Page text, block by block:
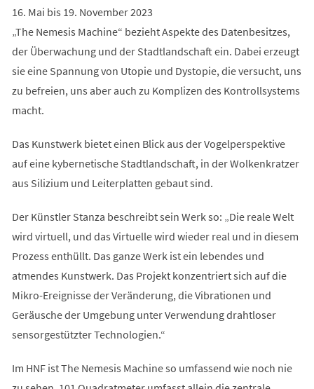
16. Mai bis 19. November 2023
„The Nemesis Machine“ bezieht Aspekte des Datenbesitzes,
der Überwachung und der Stadtlandschaft ein. Dabei erzeugt
sie eine Spannung von Utopie und Dystopie, die versucht, uns
zu befreien, uns aber auch zu Komplizen des Kontrollsystems
macht.
Das Kunstwerk bietet einen Blick aus der Vogelperspektive
auf eine kybernetische Stadtlandschaft, in der Wolkenkratzer
aus Silizium und Leiterplatten gebaut sind.
Der Künstler Stanza beschreibt sein Werk so: „Die reale Welt
wird virtuell, und das Virtuelle wird wieder real und in diesem
Prozess enthüllt. Das ganze Werk ist ein lebendes und
atmendes Kunstwerk. Das Projekt konzentriert sich auf die
Mikro-Ereignisse der Veränderung, die Vibrationen und
Geräusche der Umgebung unter Verwendung drahtloser
sensorgestützter Technologien.“
Im HNF ist The Nemesis Machine so umfassend wie noch nie